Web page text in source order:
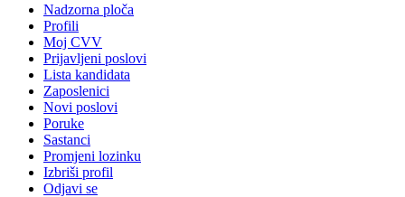
Nadzorna ploča
Profili
Moj CVV
Prijavljeni poslovi
Lista kandidata
Zaposlenici
Novi poslovi
Poruke
Sastanci
Promjeni lozinku
Izbriši profil
Odjavi se